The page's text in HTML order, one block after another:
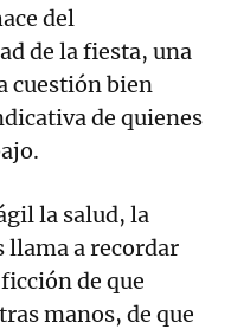
del
de la fiesta, una
cuestión bien
de quienes
la salud, la
llama a recordar
de que
manos, de que